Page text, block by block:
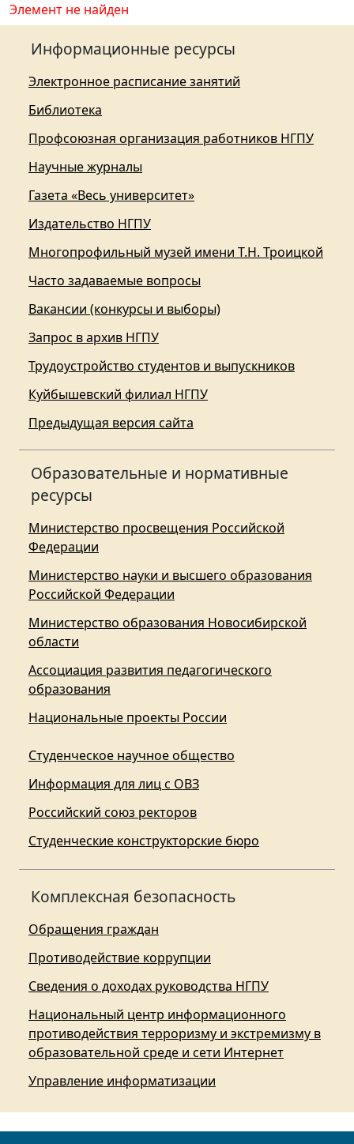
Элемент не найден
Информационные ресурсы
Электронное расписание занятий
Библиотека
Профсоюзная организация работников НГПУ
Научные журналы
Газета «Весь университет»
Издательство НГПУ
Многопрофильный музей имени Т.Н. Троицкой
Часто задаваемые вопросы
Вакансии (конкурсы и выборы)
Запрос в архив НГПУ
Трудоустройство студентов и выпускников
Куйбышевский филиал НГПУ
Предыдущая версия сайта
Образовательные и нормативные
ресурсы
Министерство просвещения Российской
Федерации
Министерство науки и высшего образования
Российской Федерации
Министерство образования Новосибирской
области
Ассоциация развития педагогического
образования
Национальные проекты России
Студенческое научное общество
Информация для лиц с ОВЗ
Российский союз ректоров
Студенческие конструкторские бюро
Комплексная безопасность
Обращения граждан
Противодействие коррупции
Сведения о доходах руководства НГПУ
Национальный центр информационного
противодействия терроризму и экстремизму в
образовательной среде и сети Интернет
Управление информатизации